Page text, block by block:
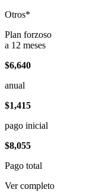
Otros*
Plan forzoso
a 12 meses
$6,640
anual
$1,415
pago inicial
$8,055
Pago total
Ver completo